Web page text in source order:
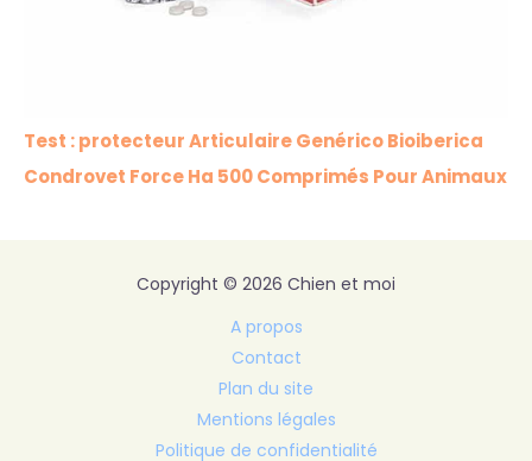
Test : protecteur Articulaire Genérico Bioiberica
Condrovet Force Ha 500 Comprimés Pour Animaux
Copyright © 2026 Chien et moi
A propos
Contact
Plan du site
Mentions légales
Politique de confidentialité